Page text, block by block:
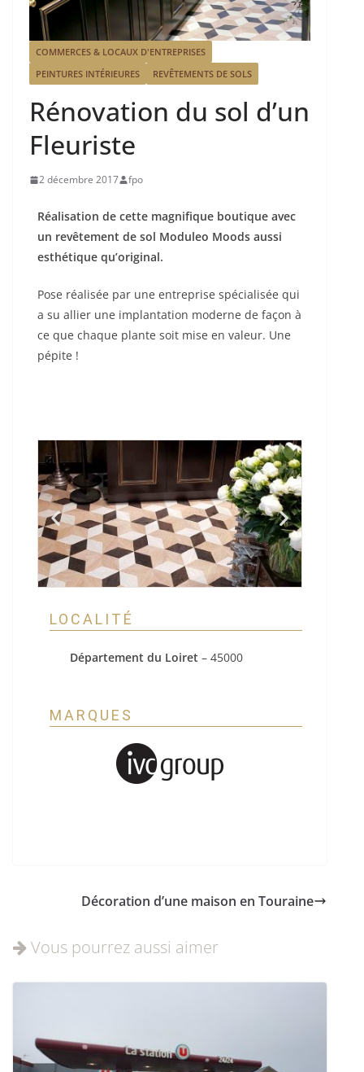
COMMERCES & LOCAUX D'ENTREPRISES
PEINTURES INTÉRIEURES
REVÊTEMENTS DE SOLS
Rénovation du sol d’un
Fleuriste
2 décembre 2017 fpo
Réalisation de cette magnifique boutique avec
un revêtement de sol Moduleo Moods aussi
esthétique qu’original.
Pose réalisée par une entreprise spécialisée qui
a su allier une implantation moderne de façon à
ce que chaque plante soit mise en valeur. Une
pépite !
LOCALITÉ
Département du Loiret – 45000
MARQUES
Décoration d’une maison en Touraine
Vous pourrez aussi aimer